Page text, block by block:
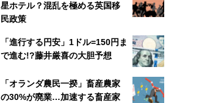
星ホテル？混乱を極める英国移
民政策
「進行する円安」1ドル=150円ま
で進む!?藤井厳喜の大胆予想
「オランダ農民一揆」畜産農家
の30%が廃業…加速する畜産家